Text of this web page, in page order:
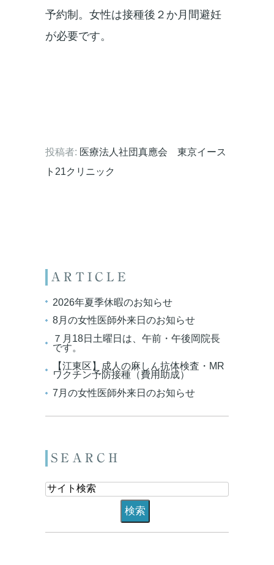
予約制。女性は接種後２か月間避妊
が必要です。
投稿者: 医療法人社団真應会 東京イース
ト21クリニック
ARTICLE
2026年夏季休暇のお知らせ
8月の女性医師外来日のお知らせ
７月18日土曜日は、午前・午後岡院長
です。
【江東区】成人の麻しん抗体検査・MR
ワクチン予防接種（費用助成）
7月の女性医師外来日のお知らせ
SEARCH